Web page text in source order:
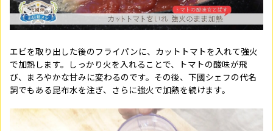
エビを取り出した後のフライパンに、カットトマトを入れて強火
で加熱します。しっかり火を入れることで、トマトの酸味が飛
び、まろやかな甘みに変わるのです。その後、下國シェフの代名
詞でもある昆布水を注ぎ、さらに強火で加熱を続けます。